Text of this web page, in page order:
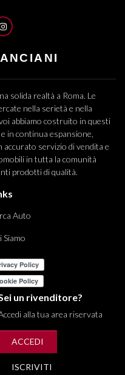
INSTAGRAM
solida realtà a Roma. Le
nella serietà e nella
abbiamo costruito in questi
in continua espansione,
accurato servizio di vendita e
in tutta la comunità
prodotti di qualità.
Auto
Siamo
un rivenditore?
alla tua area riservata
ACCEDI
ISCRIVITI